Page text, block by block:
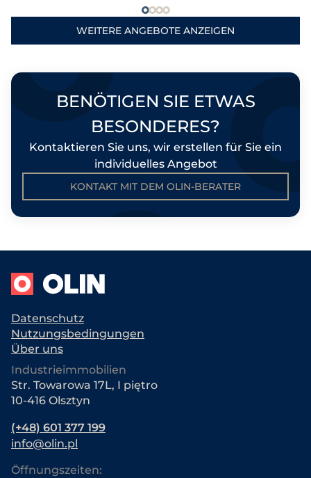
WEITERE ANGEBOTE ANZEIGEN
BENÖTIGEN SIE ETWAS
BESONDERES?
Kontaktieren Sie uns, wir erstellen für Sie ein
individuelles Angebot
KONTAKT MIT DEM OLIN-BERATER
Datenschutz
Nutzungsbedingungen
Über uns
Industrieimmobilien
Str. Towarowa 17L, I piętro
10-416 Olsztyn
(+48) 601 377 199
info@olin.pl
Öffnungszeiten: